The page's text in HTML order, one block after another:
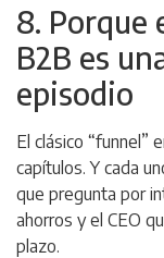
8. Porque
B2B es
episodio
El clásico “funnel”
capítulos. Y cada
que pregunta por
ahorros y el CEO
plazo.